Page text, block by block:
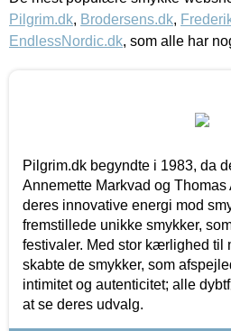
Pilgrim.dk, Brodersens.dk,
EndlessNordic.dk, som alle har
Pilgrim.dk begyndte i 1983, da
Annemette Markvad og Thomas
deres innovative energi mod
fremstillede unikke smykker,
festivaler. Med stor kærlighed til
skabte de smykker, som
intimitet og autenticitet; alle
at se deres udvalg.